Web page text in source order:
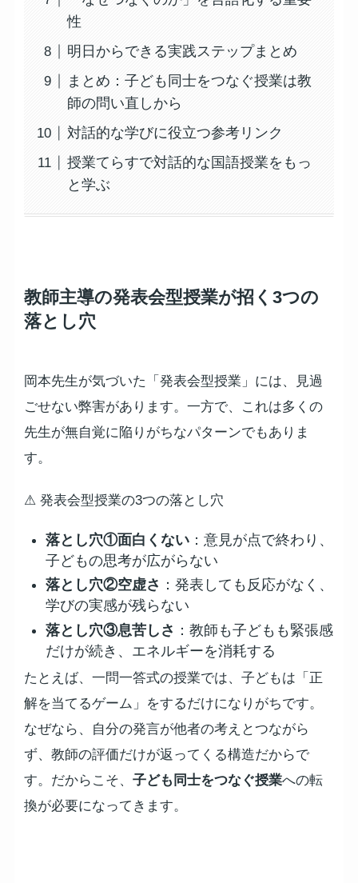
性
明日からできる実践ステップまとめ
まとめ：子ども同士をつなぐ授業は教
師の問い直しから
対話的な学びに役立つ参考リンク
授業てらすで対話的な国語授業をもっ
と学ぶ
教師主導の発表会型授業が招く3つの
落とし穴
岡本先生が気づいた「発表会型授業」には、見過
ごせない弊害があります。一方で、これは多くの
先生が無自覚に陥りがちなパターンでもありま
す。
⚠ 発表会型授業の3つの落とし穴
落とし穴①面白くない：意見が点で終わり、
子どもの思考が広がらない
落とし穴②空虚さ ：発表しても反応がなく、
学びの実感が残らない
落とし穴③息苦しさ ：教師も子どもも緊張感
だけが続き、エネルギーを消耗する
たとえば、一問一答式の授業では、子どもは「正
解を当てるゲーム」をするだけになりがちです。
なぜなら、自分の発言が他者の考えとつながら
ず、教師の評価だけが返ってくる構造だからで
す。だからこそ、 子ども同士をつなぐ授業への転
換が必要になってきます。